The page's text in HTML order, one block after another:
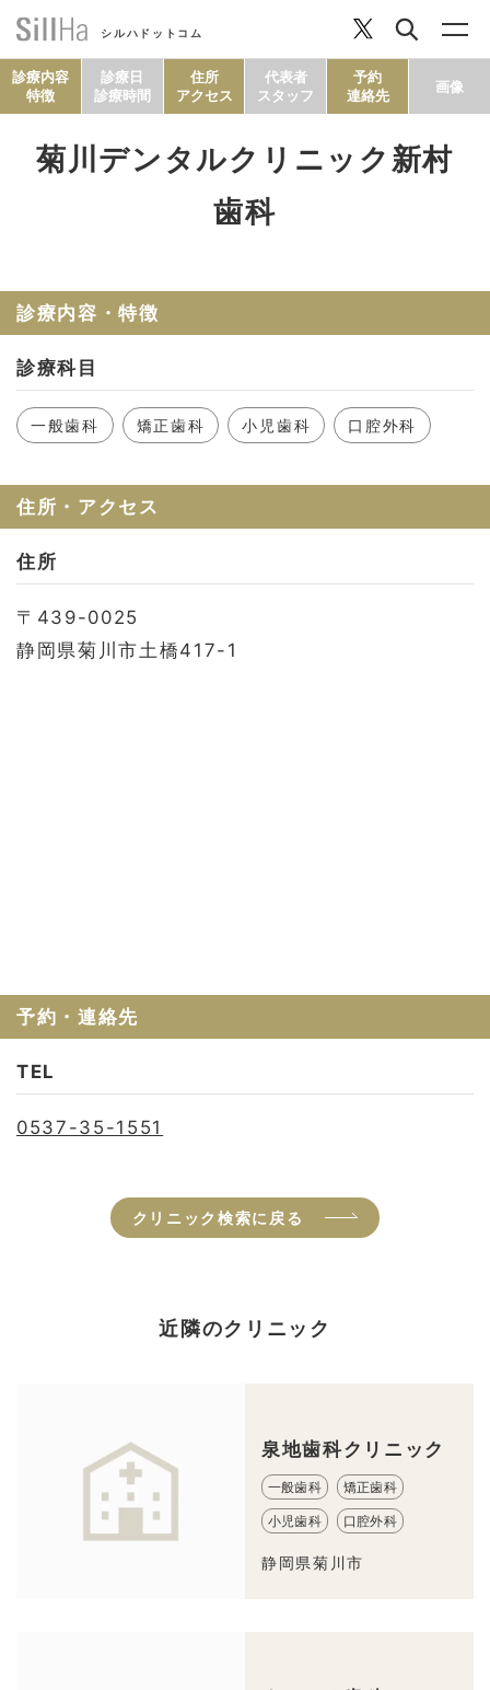
シルハドットコム
コラム
利用規約
診療内容
特徴
診療日
診療時間
住所
アクセス
代表者
スタッフ
予約
連絡先
画像
菊川デンタルクリニック新村
歯科
診療内容・特徴
診療科目
一般歯科 矯正歯科 小児歯科 口腔外科
住所・アクセス
住所
〒439-0025
静岡県菊川市土橋417-1
予約・連絡先
TEL
0537-35-1551
クリニック検索に戻る
近隣のクリニック
泉地歯科クリニック
一般歯科 矯正歯科
小児歯科 口腔外科
静岡県菊川市